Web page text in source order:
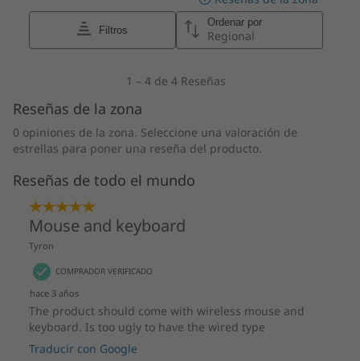
Cámara y micrófono
Opcional: cámara híbrida RGB de infrarrojos de 5 M y
Sonido
Intel® Gaussian & Neural Accelerator (GNA): para
aplicaciones de voz y audio de IA, como la cancelación
Certificaciones
ENERGY STAR® 8.0
EPEAT™ Gold
TCO 9.0
TCO Certified Edge
TÜV Rheinland Low Blue Light
TÜV Rheinland Flicker Free